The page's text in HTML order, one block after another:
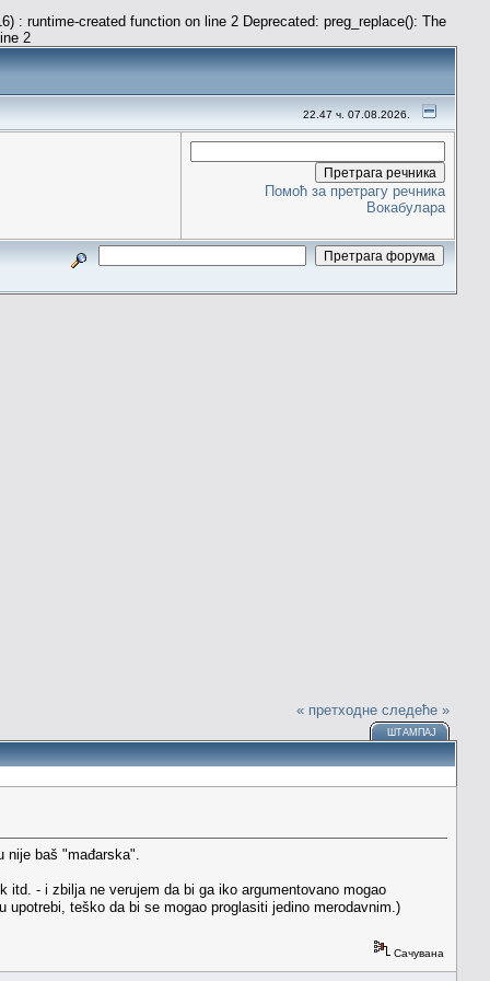
: runtime-created function on line 2 Deprecated: preg_replace(): The
2
22.47 ч. 07.08.2026.
Помоћ за претрагу речника
Вокабулара
« претходне следеће »
ШТАМПАЈ
nije baš "mađarska".
- i zbilja ne verujem da bi ga iko argumentovano mogao
teško da bi se mogao proglasiti jedino merodavnim.)
Сачувана